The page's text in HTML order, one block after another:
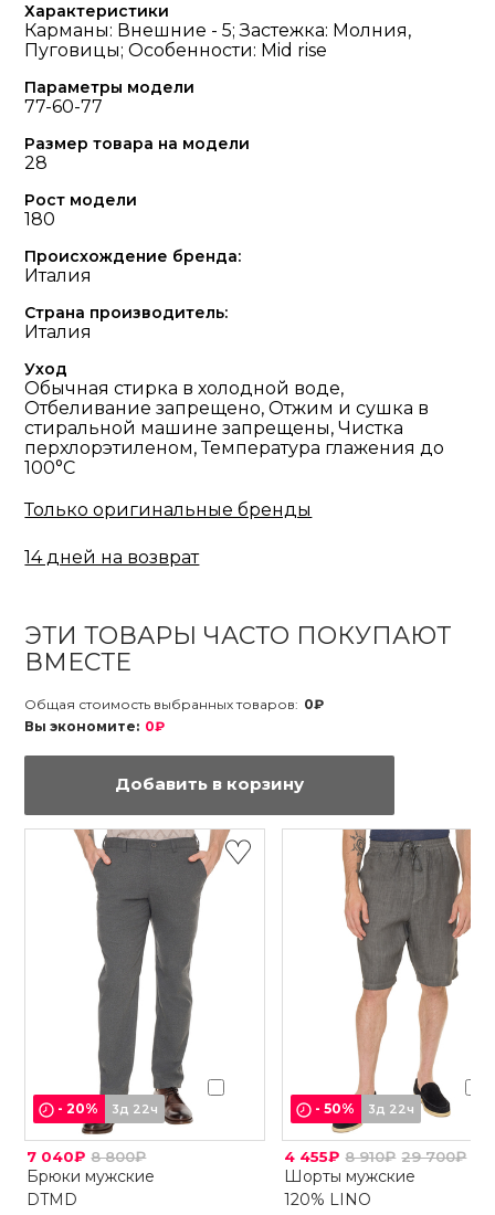
Характеристики
Карманы: Внешние - 5; Застежка: Молния,
Пуговицы; Особенности: Mid rise
Параметры модели
77-60-77
Размер товара на модели
28
Рост модели
180
Происхождение бренда:
Италия
Страна производитель:
Италия
Уход
Обычная стирка в холодной воде,
Отбеливание запрещено, Отжим и сушка в
стиральной машине запрещены, Чистка
перхлорэтиленом, Температура глажения до
100°С
Только оригинальные бренды
14 дней на возврат
ЭТИ ТОВАРЫ ЧАСТО ПОКУПАЮТ
ВМЕСТЕ
Общая стоимость выбранных товаров: 0₽
Вы экономите: 0₽
Добавить в корзину
-20% 3д 22ч
7 040₽ 8 800₽
Брюки мужские
DTMD
-50% 3д 22ч
4 455₽ 8 910₽ 29 700₽
Шорты мужские
120% LINO